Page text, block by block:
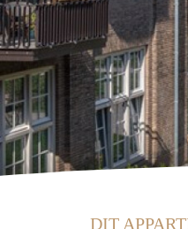
DIT